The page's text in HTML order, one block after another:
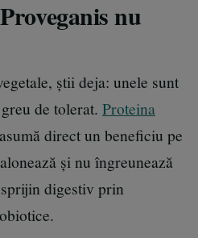
nu
știi deja: unele sunt
de tolerat. Proteina
direct un beneficiu pe
și nu îngreunează
digestiv prin